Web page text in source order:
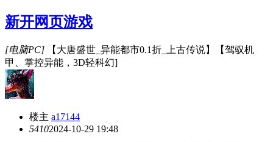
新开网页游戏
[电脑PC] 【大唐盛世_异能都市0.1折_上古传说】【驾驭机
甲、掌控异能，3D轻科幻]
楼主 a17144
54102024-10-29 19:48